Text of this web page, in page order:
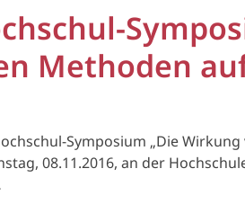
Methoden
Symposium „Die
08.11.2016, an der